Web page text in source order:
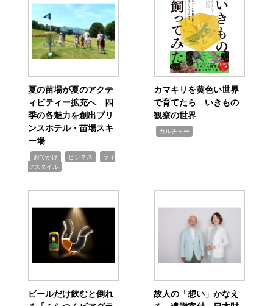
夏の苗場が夏のアクテ
ィビティー拡充へ 四
季の各魅力を創出プリ
ンスホテル・苗場スキ
ー場
おでかけ ビジネス
ライ
フスタイル
カマキリを黄色い世界
で育てたら いきもの
観察の世界
カルチャー
ビールだけ飲むと倒れ
故人の「想い」かなえ